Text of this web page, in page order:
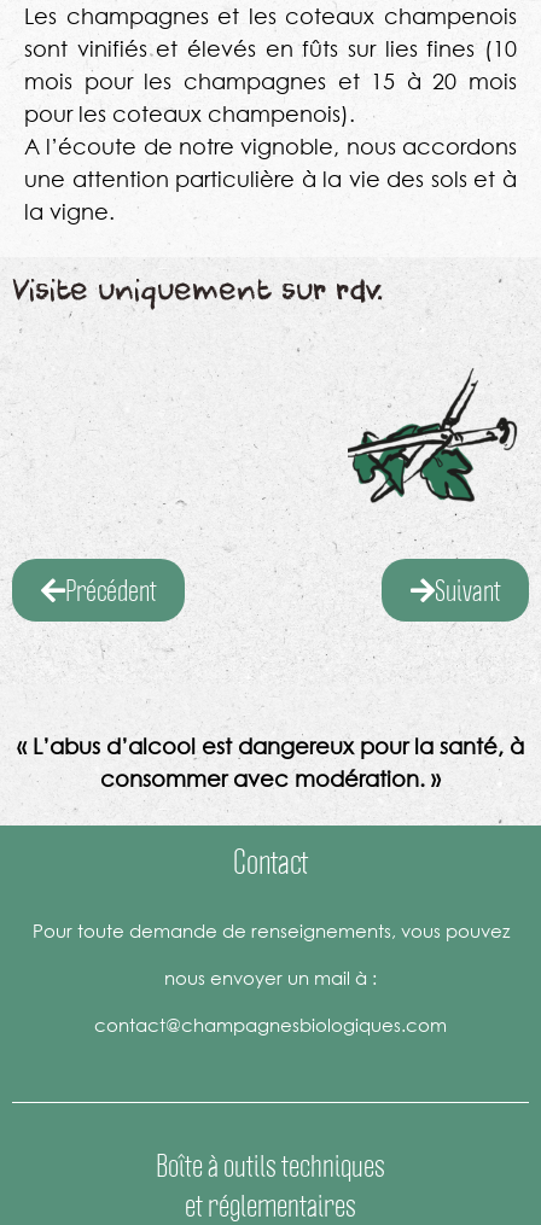
Les champagnes et les coteaux champenois
sont vinifiés et élevés en fûts sur lies fines (10
mois pour les champagnes et 15 à 20 mois
pour les coteaux champenois).
A l’écoute de notre vignoble, nous accordons
une attention particulière à la vie des sols et à
la vigne.
Visite uniquement sur rdv.
Précédent Suivant
« L’abus d’alcool est dangereux pour la santé, à
consommer avec modération. »
Contact
Pour toute demande de renseignements, vous pouvez
nous envoyer un mail à :
contact@champagnesbiologiques.com
Boîte à outils techniques
et réglementaires